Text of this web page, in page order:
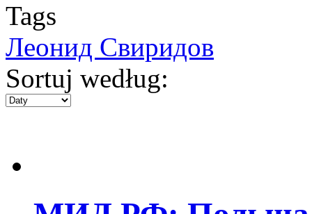
Tags
Леонид Свиридов
Sortuj według: